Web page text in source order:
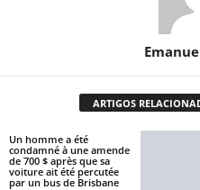
ARTIGOS
Un homme a été
condamné à une amende
de 700 $ après que sa
voiture ait été percutée
par un bus de Brisbane